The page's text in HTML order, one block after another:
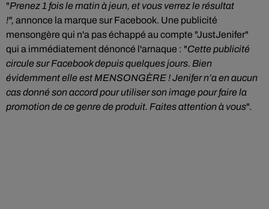
"Prenez 1 fois le matin à jeun, et vous verrez le résultat
!", annonce la marque sur Facebook. Une publicité
mensongère qui n'a pas échappé au compte "JustJenifer"
qui a immédiatement dénoncé l'arnaque : "Cette publicité
circule sur Facebook depuis quelques jours. Bien
évidemment elle est MENSONGÈRE !Jenifern’a en aucun
cas donné son accord pour utiliser son image pour faire la
promotion de ce genre de produit. Faites attention à vous".